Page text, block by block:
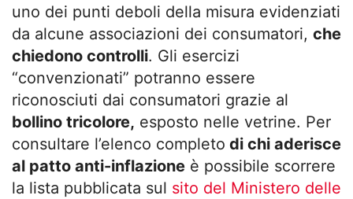
uno dei punti deboli della misura evidenziati
da alcune associazioni dei consumatori, che
chiedono controlli. Gli esercizi
“convenzionati” potranno essere
riconosciuti dai consumatori grazie al
bollino tricolore, esposto nelle vetrine. Per
consultare l’elenco completo di chi aderisce
al patto anti-inflazione è possibile scorrere
la lista pubblicata sul sito del Ministero delle